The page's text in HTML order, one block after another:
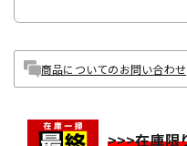
商品についてのお問い合わせ
>>>在庫限